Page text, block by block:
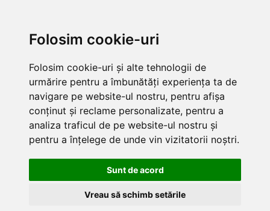
Folosim cookie-uri
Folosim cookie-uri și alte tehnologii de
urmărire pentru a îmbunătăți experiența ta de
navigare pe website-ul nostru, pentru afișa
conținut și reclame personalizate, pentru a
analiza traficul de pe website-ul nostru și
pentru a înțelege de unde vin vizitatorii noștri.
Sunt de acord
Vreau să schimb setările